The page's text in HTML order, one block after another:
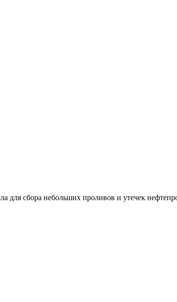
для сбора небольших проливов и утечек